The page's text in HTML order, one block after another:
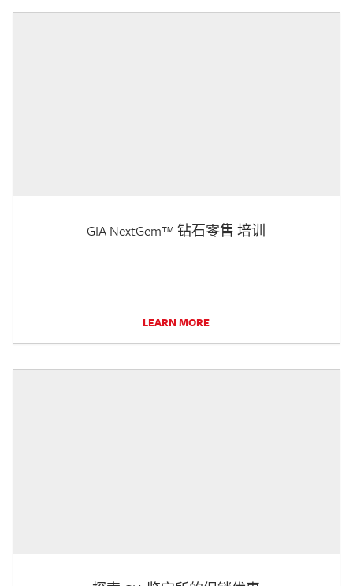
GIA NextGem™ 钻石零售 培训
LEARN MORE